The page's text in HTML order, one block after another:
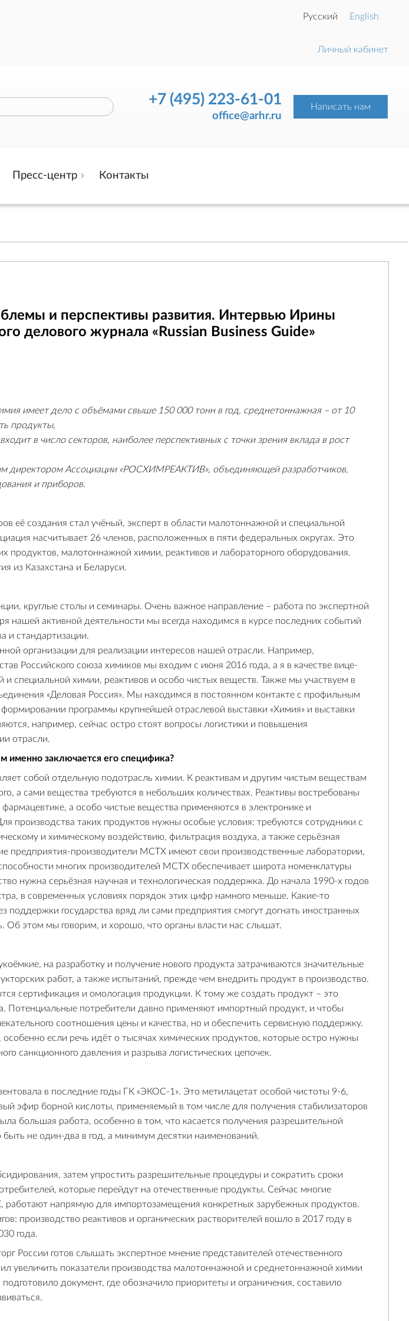
Русский English
Личный кабинет
+7 (495) 223-61-01
office@arhr.ru
Написать нам
Пресс-центр Контакты
и перспективы развития. Интервью Ирины
делового журнала «Russian Business Guidе»
имеет дело с объёмами свыше 150 000 тонн в год, среднетоннажная – от 10
продукты,
в число секторов, наиболее перспективных с точки зрения вклада в рост
директором Ассоциации «РОСХИМРЕАКТИВ», объединяющей разработчиков,
и приборов.
её создания стал учёный, эксперт в области малотоннажной и специальной
насчитывает 26 членов, расположенных в пяти федеральных округах. Это
продуктов, малотоннажной химии, реактивов и лабораторного оборудования.
из Казахстана и Беларуси.
круглые столы и семинары. Очень важное направление – работа по экспертной
нашей активной деятельности мы всегда находимся в курсе последних событий
и стандартизации.
организации для реализации интересов нашей отрасли. Например,
Российского союза химиков мы входим с июня 2016 года, а я в качестве вице-
специальной химии, реактивов и особо чистых веществ. Также мы участвуем в
«Деловая Россия». Мы находимся в постоянном контакте с профильным
программы крупнейшей отраслевой выставки «Химия» и выставки
например, сейчас остро стоят вопросы логистики и повышения
отрасли.
именно заключается его специфика?
собой отдельную подотрасль химии. К реактивам и другим чистым веществам
а сами вещества требуются в небольших количествах. Реактивы востребованы
а особо чистые вещества применяются в электронике и
производства таких продуктов нужны особые условия: требуются сотрудники с
и химическому воздействию, фильтрация воздуха, а также серьёзная
предприятия-производители МСТХ имеют свои производственные лаборатории,
многих производителей МСТХ обеспечивает широта номенклатуры
нужна серьёзная научная и технологическая поддержка. До начала 1990-х годов
в современных условиях порядок этих цифр намного меньше. Какие-то
государства вряд ли сами предприятия смогут догнать иностранных
Об этом мы говорим, и хорошо, что органы власти нас слышат.
на разработку и получение нового продукта затрачиваются значительные
работ, а также испытаний, прежде чем внедрить продукт в производство.
сертификация и омологация продукции. К тому же создать продукт – это
Потенциальные потребители давно применяют импортный продукт, и чтобы
соотношения цены и качества, но и обеспечить сервисную поддержку.
если речь идёт о тысячах химических продуктов, которые остро нужны
санкционного давления и разрыва логистических цепочек.
в последние годы ГК «ЭКОС-1». Это метилацетат особой чистоты 9-6,
эфир борной кислоты, применяемый в том числе для получения стабилизаторов
большая работа, особенно в том, что касается получения разрешительной
не один-два в год, а минимум десятки наименований.
затем упростить разрешительные процедуры и сократить сроки
которые перейдут на отечественные продукты. Сейчас многие
напрямую для импортозамещения конкретных зарубежных продуктов.
производство реактивов и органических растворителей вошло в 2017 году в
года.
России готов слышать экспертное мнение представителей отечественного
увеличить показатели производства малотоннажной и среднетоннажной химии
документ, где обозначило приоритеты и ограничения, составило